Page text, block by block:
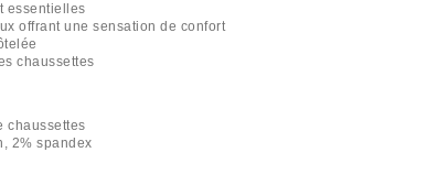
essentielles
offrant une sensation de confort
chaussettes
chaussettes
2% spandex